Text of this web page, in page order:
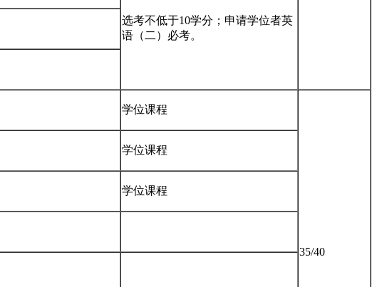
选考不低于10学分；申请学位者英
语（二）必考。
学位课程
35/40
学位课程
学位课程